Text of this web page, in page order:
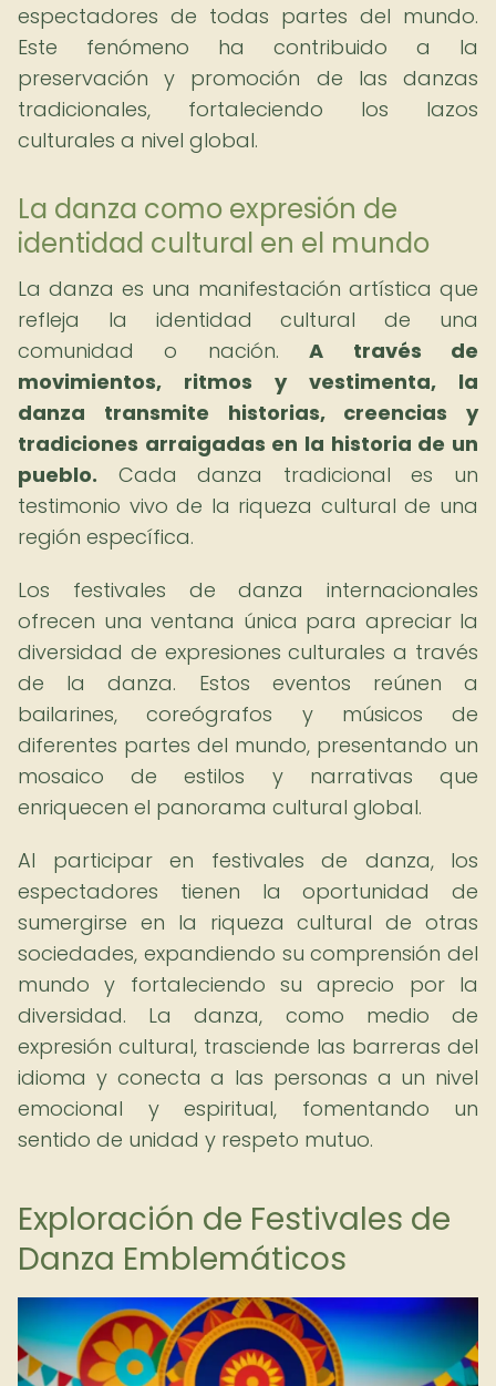
espectadores de todas partes del mundo.
Este fenómeno ha contribuido a la
preservación y promoción de las danzas
tradicionales, fortaleciendo los lazos
culturales a nivel global.
La danza como expresión de
identidad cultural en el mundo
La danza es una manifestación artística que
refleja la identidad cultural de una
comunidad o nación.A través de
movimientos, ritmos y vestimenta, la
danza transmite historias, creencias y
tradiciones arraigadas en la historia de un
pueblo. Cada danza tradicional es un
testimonio vivo de la riqueza cultural de una
región específica.
Los festivales de danza internacionales
ofrecen una ventana única para apreciar la
diversidad de expresiones culturales a través
de la danza. Estos eventos reúnen a
bailarines, coreógrafos y músicos de
diferentes partes del mundo, presentando un
mosaico de estilos y narrativas que
enriquecen el panorama cultural global.
Al participar en festivales de danza, los
espectadores tienen la oportunidad de
sumergirse en la riqueza cultural de otras
sociedades, expandiendo su comprensión del
mundo y fortaleciendo su aprecio por la
diversidad. La danza, como medio de
expresión cultural, trasciende las barreras del
idioma y conecta a las personas a un nivel
emocional y espiritual, fomentando un
sentido de unidad y respeto mutuo.
Exploración de Festivales de
Danza Emblemáticos